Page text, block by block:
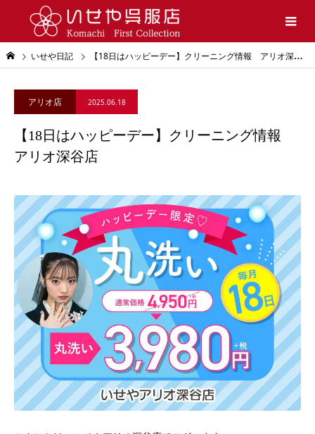
いせや日記 【18日はハッピーデー】クリーニング情報 アリオ深谷店
アリオ店 2025.06.18
【18日はハッピーデー】クリーニング情報
アリオ深谷店